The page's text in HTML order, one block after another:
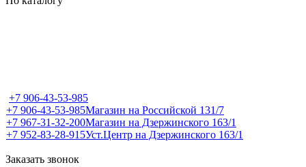
+7 906-43-53-985
+7 906-43-53-985Магазин на Российской 131/7
+7 967-31-32-200Магазин на Дзержинского 163/1
+7 952-83-28-915Уст.Центр на Дзержинского 163/1
Заказать звонок